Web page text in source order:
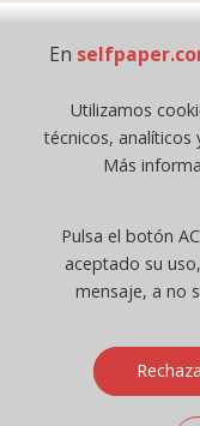
Pago
Todos
©selfpaper.com, y las
Registro
Tomo 7263, Libro
Móvil / Tablet -
applewebkit/537.36
En
Utilizamos
técnicos, analíticos
Más
Pulsa el botón
aceptado su
mensaje, a no